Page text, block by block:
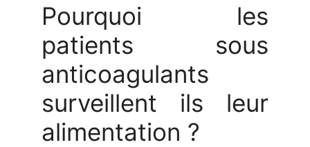
Pourquoi les
patients sous
anticoagulants
surveillent ils leur
alimentation ?